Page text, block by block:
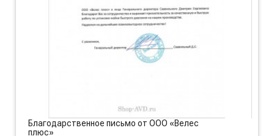
Благодарственное письмо от ООО «Велес
плюс»